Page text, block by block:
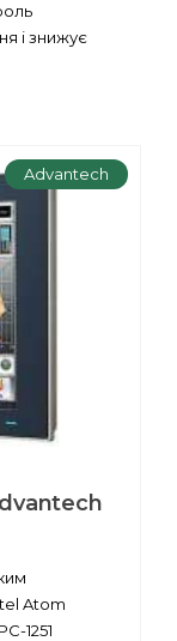
і знижує
Advantech
Atom
1251